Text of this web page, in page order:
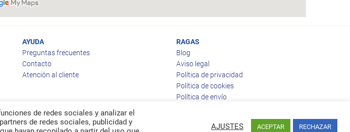
AYUDA
Preguntas frecuentes
Contacto
Atención al cliente
RAGAS
Blog
Aviso legal
Política de privacidad
Política de cookies
Política de envío
de redes sociales y analizar el
de redes sociales, publicidad y
AJUSTES ACEPTAR RECHAZAR